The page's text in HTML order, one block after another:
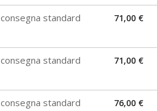
consegna standard 71,00 €
consegna standard 71,00 €
consegna standard 76,00 €